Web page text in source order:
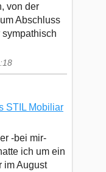
von der
Abschluss
STIL Mobiliar
-bei mir-
ich um ein
im August